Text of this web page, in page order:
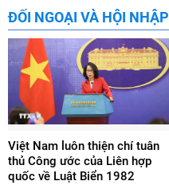
ĐỐI NGOẠI VÀ HỘI NHẬP
Việt Nam luôn thiện chí tuân
thủ Công ước của Liên hợp
quốc về Luật Biển 1982